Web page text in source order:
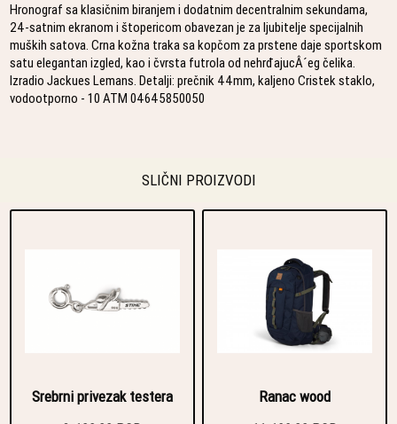
Hronograf sa klasičnim biranjem i dodatnim decentralnim sekundama,
24-satnim ekranom i štopericom obavezan je za ljubitelje specijalnih
muških satova. Crna kožna traka sa kopčom za prstene daje sportskom
satu elegantan izgled, kao i čvrsta futrola od nehrđajucÂ´eg čelika.
Izradio Jackues Lemans. Detalji: prečnik 44mm, kaljeno Cristek staklo,
vodootporno - 10 ATM 04645850050
SLIČNI PROIZVODI
Srebrni privezak testera
Ranac wood